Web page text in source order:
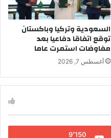
السعودية وتركيا وباكستان
توقع اتفاقا دفاعيا بعد
مفاوضات استمرت عاما
أغسطس 7, 2026
9٬150